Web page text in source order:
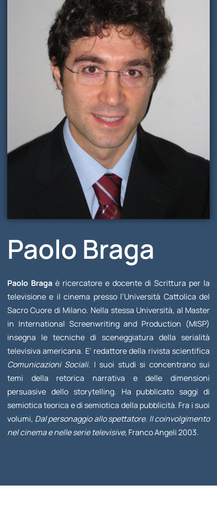
Paolo Braga
Paolo Braga è ricercatore e docente di Scrittura per la
televisione e il cinema presso l’Università Cattolica del
Sacro Cuore di Milano. Nella stessa Università, al Master
in International Screenwriting and Production (MISP)
insegna le tecniche di sceneggiatura della serialità
televisiva americana. E’ redattore della rivista scientifica
Comunicazioni Sociali. I suoi studi si concentrano sui
temi della retorica narrativa e delle dimensioni
persuasive dello storytelling. Ha pubblicato saggi di
semiotica teorica e di semiotica della pubblicità. Fra i suoi
volumi, Dal personaggio allo spettatore. Il coinvolgimento
nel cinema e nelle serie televisive, Franco Angeli 2003.